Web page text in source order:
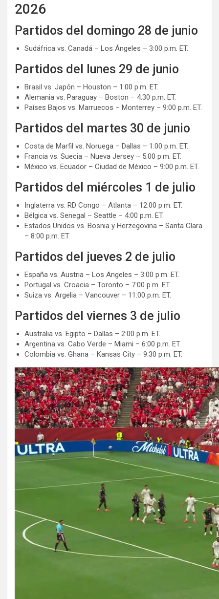
2026
Partidos del domingo 28 de junio
Sudáfrica vs. Canadá – Los Ángeles – 3:00 p.m. ET.
Partidos del lunes 29 de junio
Brasil vs. Japón – Houston – 1:00 p.m. ET.
Alemania vs. Paraguay – Boston – 4:30 p.m. ET.
Países Bajos vs. Marruecos – Monterrey – 9:00 p.m. ET.
Partidos del martes 30 de junio
Costa de Marfil vs. Noruega – Dallas – 1:00 p.m. ET.
Francia vs. Suecia – Nueva Jersey – 5:00 p.m. ET.
México vs. Ecuador – Ciudad de México – 9:00 p.m. ET.
Partidos del miércoles 1 de julio
Inglaterra vs. RD Congo – Atlanta – 12:00 p.m. ET.
Bélgica vs. Senegal – Seattle – 4:00 p.m. ET.
Estados Unidos vs. Bosnia y Herzegovina – Santa Clara
– 8:00 p.m. ET.
Partidos del jueves 2 de julio
España vs. Austria – Los Angeles – 3:00 p.m. ET.
Portugal vs. Croacia – Toronto – 7:00 p.m. ET.
Suiza vs. Argelia – Vancouver – 11:00 p.m. ET.
Partidos del viernes 3 de julio
Australia vs. Egipto – Dallas – 2:00 p.m. ET.
Argentina vs. Cabo Verde – Miami – 6:00 p.m. ET.
Colombia vs. Ghana – Kansas City – 9:30 p.m. ET.